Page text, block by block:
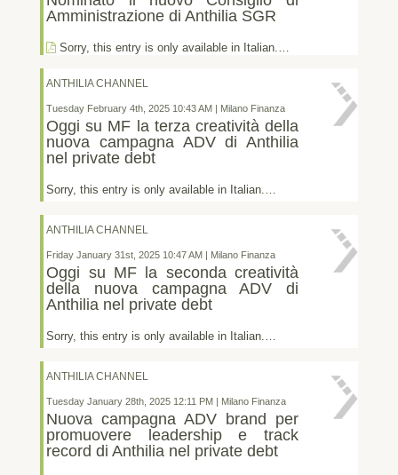
Amministrazione di Anthilia SGR
Sorry, this entry is only available in Italian.…
ANTHILIA CHANNEL
Tuesday February 4th, 2025 10:43 AM | Milano Finanza
Oggi su MF la terza creatività della
nuova campagna ADV di Anthilia
nel private debt
Sorry, this entry is only available in Italian.…
ANTHILIA CHANNEL
Friday January 31st, 2025 10:47 AM | Milano Finanza
Oggi su MF la seconda creatività
della nuova campagna ADV di
Anthilia nel private debt
Sorry, this entry is only available in Italian.…
ANTHILIA CHANNEL
Tuesday January 28th, 2025 12:11 PM | Milano Finanza
Nuova campagna ADV brand per
promuovere leadership e track
record di Anthilia nel private debt